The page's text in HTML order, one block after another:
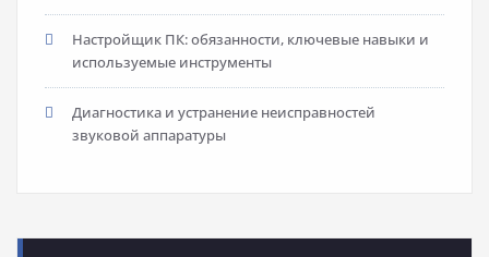
Настройщик ПК: обязанности, ключевые навыки и
используемые инструменты
Диагностика и устранение неисправностей
звуковой аппаратуры